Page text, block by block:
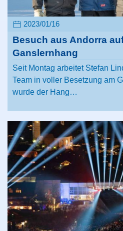
2023/01/16
Besuch aus Andorra
Ganslernhang
Seit Montag arbeitet Stefan
Team in voller Besetzung am
wurde der Hang…